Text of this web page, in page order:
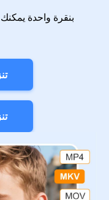
بنقرة واحدة